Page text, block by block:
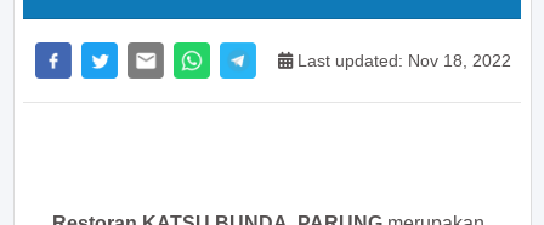
Last updated: Nov 18, 2022